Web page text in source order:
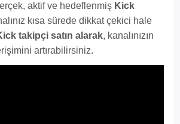
aktif ve hedeflenmiş Kick
kısa sürede dikkat çekici hale
takipçi satın alarak, kanalınızın
artırabilirsiniz.